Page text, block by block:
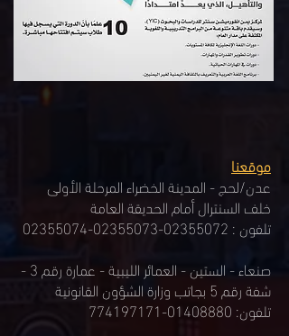
موقعنا
عدن/لحج - المدينة الخضراء المرحلة الأولى
خلف السنترال أمام الحديقة العامة
تلفون :02355072-02355073
-02355074
صنعاء - الستين - العمائر الليبية - عمارة رقم 3 -
شفة رقم 5 بجاتب وزارة الشؤون القانونية
تلفون:01408880-774197171